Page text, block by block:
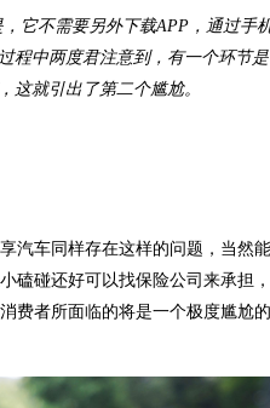
它不需要另外下载APP ，通过手
程中两度君注意到，有一个环节
这就引出了第二个尴尬。
汽车同样存在这样的问题，当然
磕碰还好可以找保险公司来承担
费者所面临的将是一个极度尴尬的